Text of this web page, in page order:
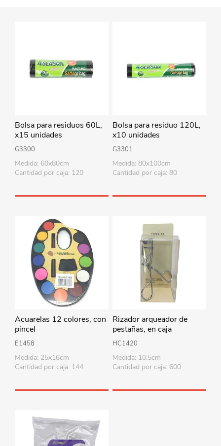
Bolsa para residuos 60L,
x15 unidades
G3300
Medida: 60x80cm
Cantidad por caja: 120
Bolsa para residuo 120L,
x10 unidades
G3301
Medida: 80x100cm
Cantidad por caja: 80
Acuarelas 12 colores, con
pincel
E1458
Medida: 25x16cm
Cantidad por caja: 144
Rizador arqueador de
pestañas, en caja
HC1420
Medida: 10.5cm
Cantidad por caja: 600